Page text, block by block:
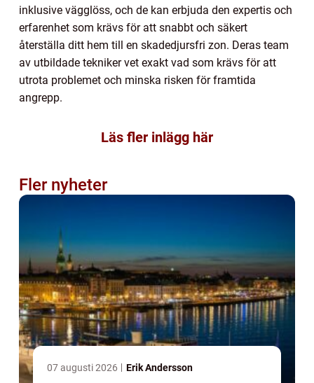
inklusive vägglöss, och de kan erbjuda den expertis och
erfarenhet som krävs för att snabbt och säkert
återställa ditt hem till en skadedjursfri zon. Deras team
av utbildade tekniker vet exakt vad som krävs för att
utrota problemet och minska risken för framtida
angrepp.
Läs fler inlägg här
Fler nyheter
07 augusti 2026 Erik Andersson